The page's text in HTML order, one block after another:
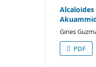
Gines
PDF